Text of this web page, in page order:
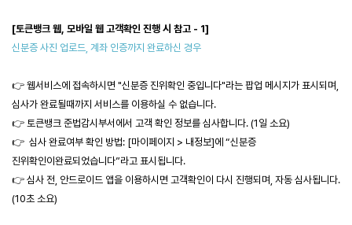
[토큰뱅크 웹, 모바일 웹 고객확인 진행 시 참고 - 1]
신분증 사진 업로드, 계좌 인증까지 완료하신 경우
👉 웹서비스에 접속하시면 "신분증 진위확인 중입니다"라는 팝업 메시지가 표시되며,
심사가 완료될때까지 서비스를 이용하실 수 없습니다.
👉 토큰뱅크 준법감시부서에서 고객 확인 정보를 심사합니다. (1일 소요)
👉  심사 완료여부 확인 방법: [마이페이지 > 내정보]에 “신분증
진위확인이 완료되었습니다”라고 표시됩니다.
👉 심사 전, 안드로이드 앱을 이용하시면 고객확인이 다시 진행되며, 자동 심사됩니다.
(10초 소요)